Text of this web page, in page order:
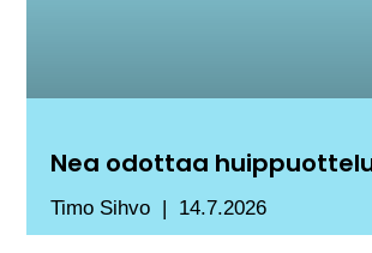
Nea odottaa
Timo Sihvo 14.7.2026